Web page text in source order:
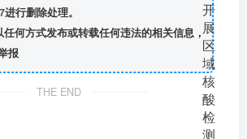
进行删除处理。
何方式发布或转载任何违法的相关信息，
报
THE END